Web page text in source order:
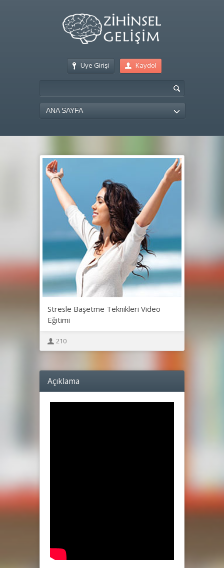
Üye Girişi Kaydol
ANA SAYFA
Stresle Başetme Teknikleri Video
Eğitimi
210
Açıklama